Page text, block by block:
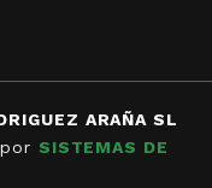
ARAÑA SL
por SISTEMAS DE